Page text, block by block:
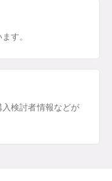
す。
検討者情報などが